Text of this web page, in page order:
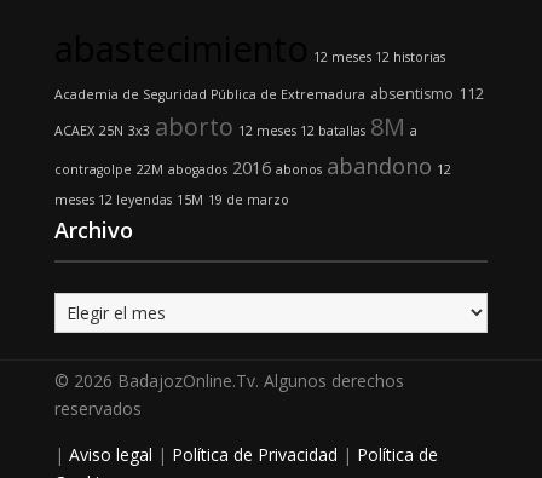
12 meses 12 historias
Academia de Seguridad Pública de Extremadura absentismo 112
ACAEX 25N 3x3 aborto 12 meses 12 batallas 8M a
contragolpe 22M abogados 2016 abonos abandono 12
meses 12 leyendas 15M 19 de marzo
Archivo
Archivo
© 2026 BadajozOnline.Tv. Algunos derechos
reservados
| Aviso legal | Política de Privacidad | Política de